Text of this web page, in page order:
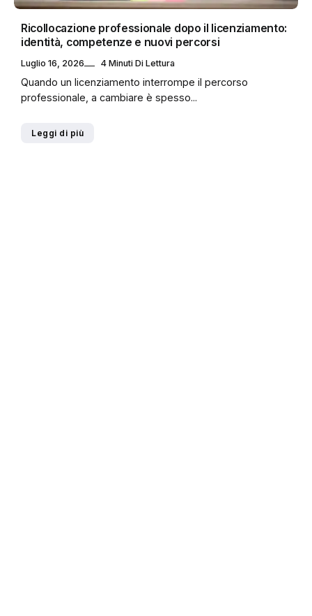
Ricollocazione professionale dopo il licenziamento:
identità, competenze e nuovi percorsi
Luglio 16, 2026 4 Minuti Di Lettura
Quando un licenziamento interrompe il percorso
professionale, a cambiare è spesso...
Leggi di più